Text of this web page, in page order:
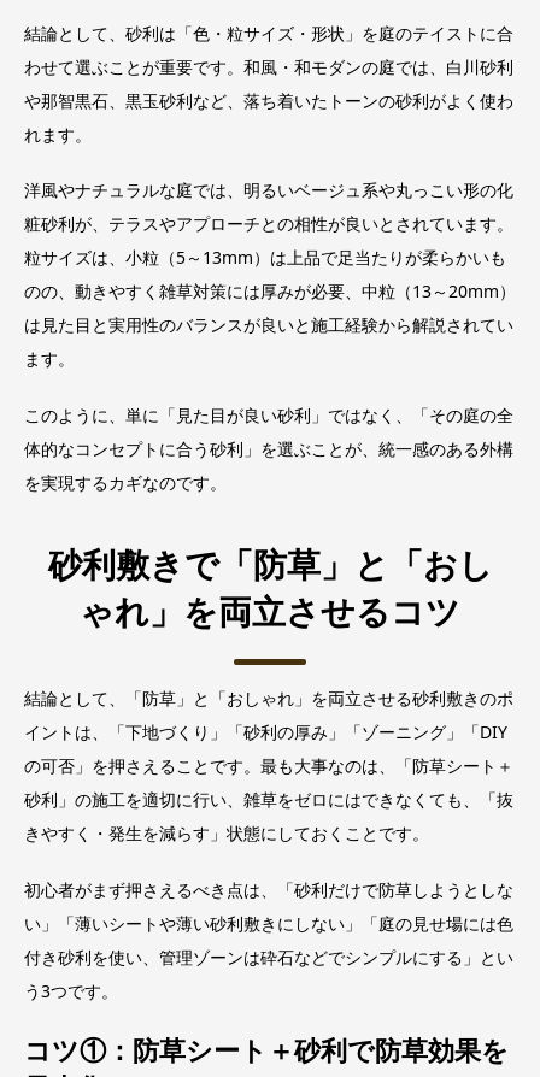
結論として、砂利は「色・粒サイズ・形状」を庭のテイストに合
わせて選ぶことが重要です。和風・和モダンの庭では、白川砂利
や那智黒石、黒玉砂利など、落ち着いたトーンの砂利がよく使わ
れます。
洋風やナチュラルな庭では、明るいベージュ系や丸っこい形の化
粧砂利が、テラスやアプローチとの相性が良いとされています。
粒サイズは、小粒（5～13mm）は上品で足当たりが柔らかいも
のの、動きやすく雑草対策には厚みが必要、中粒（13～20mm）
は見た目と実用性のバランスが良いと施工経験から解説されてい
ます。
このように、単に「見た目が良い砂利」ではなく、「その庭の全
体的なコンセプトに合う砂利」を選ぶことが、統一感のある外構
を実現するカギなのです。
砂利敷きで「防草」と「おし
ゃれ」を両立させるコツ
結論として、「防草」と「おしゃれ」を両立させる砂利敷きのポ
イントは、「下地づくり」「砂利の厚み」「ゾーニング」「DIY
の可否」を押さえることです。最も大事なのは、「防草シート＋
砂利」の施工を適切に行い、雑草をゼロにはできなくても、「抜
きやすく・発生を減らす」状態にしておくことです。
初心者がまず押さえるべき点は、「砂利だけで防草しようとしな
い」「薄いシートや薄い砂利敷きにしない」「庭の見せ場には色
付き砂利を使い、管理ゾーンは砕石などでシンプルにする」とい
う3つです。
コツ①：防草シート＋砂利で防草効果を